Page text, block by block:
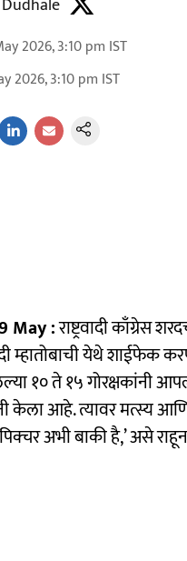
2026, 3:10 pm IST
2026, 3:10 pm IST
May :राष्ट्रवादी काँग्रेस
येथे शाईफेक
१० ते १५ गोरक्षकांनी
केला आहे. त्यावर मत्स्य आणि
अभी बाकी है,’ असे